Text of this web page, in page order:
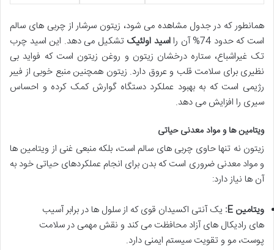
همانطور که در جدول مشاهده می شود، زیتون سرشار از چربی های سالم
است که حدود 74% آن را
اسید اولئیک تشکیل می دهد. این اسید چرب
تک غیراشباع، ستاره درخشان زیتون و روغن زیتون است که فواید بی
نظیری برای سلامت قلب و عروق دارد. زیتون همچنین منبع خوبی از فیبر
رژیمی است که به بهبود عملکرد دستگاه گوارش کمک کرده و احساس
سیری را افزایش می دهد.
ویتامین ها و مواد معدنی حیاتی
زیتون نه تنها حاوی چربی های سالم است، بلکه منبعی غنی از ویتامین ها
و مواد معدنی ضروری است که بدن برای انجام عملکردهای حیاتی خود به
آن ها نیاز دارد:
ویتامین E:
یک آنتی اکسیدان قوی که از سلول ها در برابر آسیب
های رادیکال های آزاد محافظت می کند و نقش مهمی در سلامت
پوست، مو و تقویت سیستم ایمنی دارد.